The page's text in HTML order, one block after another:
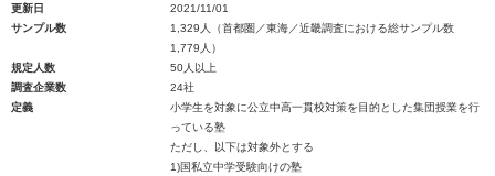
更新日
2021/11/01
サンプル数
1,329人（首都圏／東海／近畿調査における総サンプル数
1,779人）
規定人数
50人以上
調査企業数
24社
定義
小学生を対象に公立中高一貫校対策を目的とした集団授業を行
っている塾
ただし、以下は対象外とする
1)国私立中学受験向けの塾